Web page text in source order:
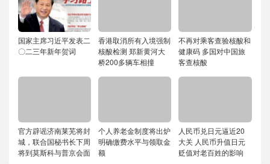
国家主席习近平发表二
〇二三年新年贺词
香港取消所有入境强制
核酸检测 郑新黄河大
桥200多辆车相撞
不再对乘客查验核酸和
健康码 多国对中国旅
客查核酸
官方辟谣济南莱芜将封
城，联合国秘书长下周
将到莫斯科与普京会面
个人养老金制度将出炉
明确缴费水平与领取金
额
人民币兑日元逼近20
大关 人民币升值日元
贬值对老百姓的影响